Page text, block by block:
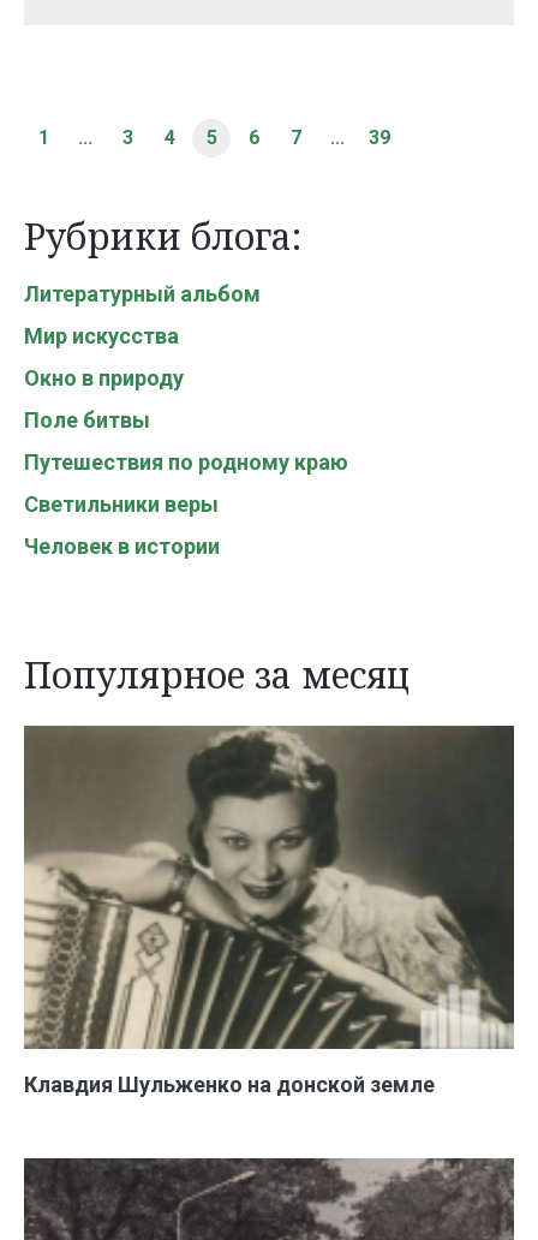
1 ... 3 4 5 6 7 ... 39
Рубрики блога:
Литературный альбом
Мир искусства
Окно в природу
Поле битвы
Путешествия по родному краю
Светильники веры
Человек в истории
Популярное за месяц
Клавдия Шульженко на донской земле